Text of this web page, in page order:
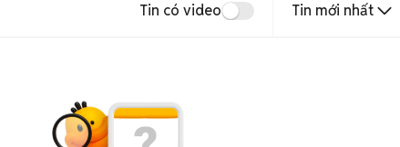
Tin có video Tin mới nhất